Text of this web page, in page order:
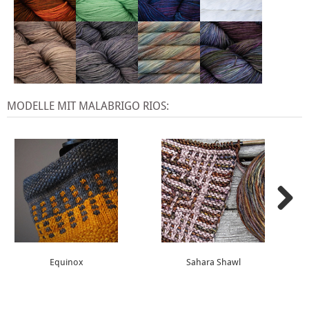
MODELLE MIT MALABRIGO RIOS:
Equinox Sahara Shawl